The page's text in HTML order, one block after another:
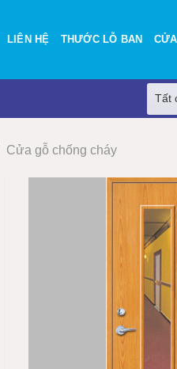
LIÊN HỆ THƯỚC LỖ BAN
Cửa gỗ chống cháy